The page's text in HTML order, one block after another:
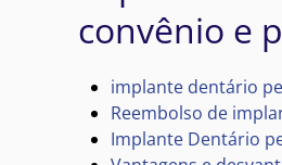
convênio e
implante dentário
Reembolso de
Implante Dentário